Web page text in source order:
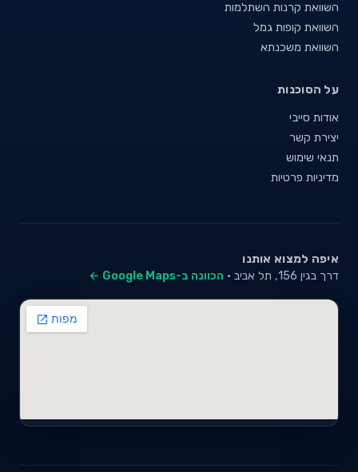
השוואת קרנות השתלמות
השוואת קופות גמל
השוואת משכנתא
על הסוכנות
אודות סייבי
יצירת קשר
תנאי שימוש
מדיניות פרטיות
איפה למצוא אותנו
דרך בגין 156, תל אביב · הכוונה ב-Google Maps ←